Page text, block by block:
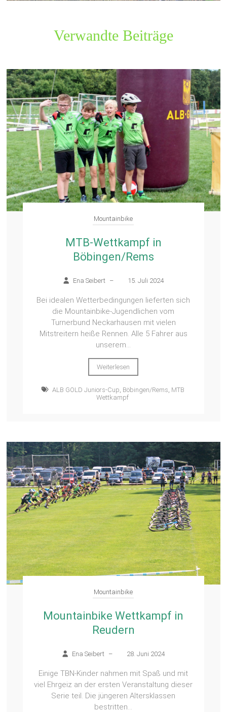
Verwandte Beiträge
Mountainbike
MTB-Wettkampf in
Böbingen/Rems
Ena Seibert – 15. Juli 2024
Bei idealen Wetterbedingungen lieferten sich
die Mountainbike-Jugendlichen vom
Turnerbund Neckarhausen mit vielen
Mitstreitern heiße Rennen. Alle 5 Fahrer aus
unserem...
Weiterlesen
ALB GOLD Juniors-Cup, Böbingen/Rems, MTB
Wettkampf
Mountainbike
Mountainbike Wettkampf in
Reudern
Ena Seibert – 28. Juni 2024
Einige TBN-Kinder nahmen mit Spaß und mit
viel Ehrgeiz an der ersten Veranstaltung dieser
Serie teil. Die jüngeren Altersklassen
bestritten...